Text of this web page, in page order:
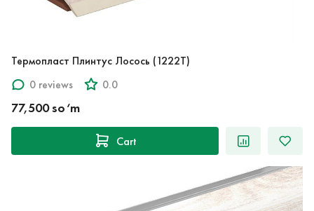
Термопласт Плинтус Лосось (1222T)
0 reviews
0.0
77,500 so‘m
Cart